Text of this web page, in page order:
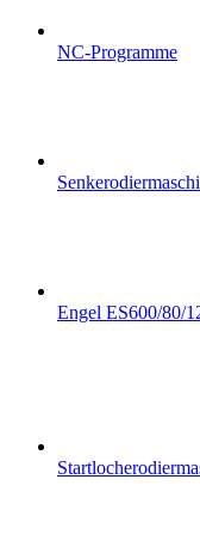
NC-Programme
Engel ES600/80/